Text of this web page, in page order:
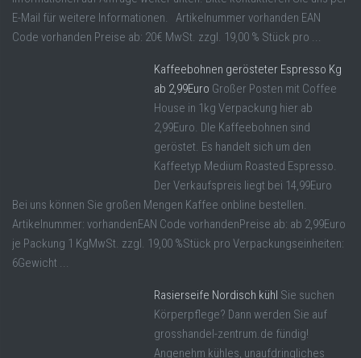
E-Mail für weitere Informationen. Artikelnummer vorhanden EAN
Code vorhanden Preise ab: 20€ MwSt. zzgl. 19,00 % Stück pro ...
Kaffeebohnen gerösteter Espresso Kg
ab 2,99Euro Großer Posten mit Coffee
House in 1kg Verpackung hier ab
2,99Euro. DIe Kaffeebohnen sind
geröstet. Es handelt sich um den
Kaffeetyp Medium Roasted Espresso.
Der Verkaufspreis liegt bei 14,99Euro
Bei uns können Sie großen Mengen Kaffee onbline bestellen.
Artikelnummer: vorhandenEAN Code vorhandenPreise ab: ab 2,99Euro
je Packung 1 KgMwSt. zzgl. 19,00 %Stück pro Verpackungseinheiten:
6Gewicht ...
Rasierseife Nordisch kühl Sie suchen
Körperpflege? Dann werden Sie auf
grosshandel-zentrum.de fündig!
Angenehm kühles, unaufdringliches